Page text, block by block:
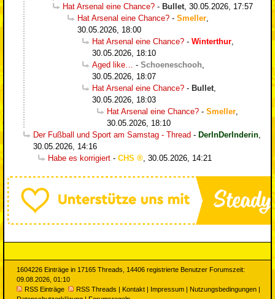
Hat Arsenal eine Chance? - Bullet 30.05.2026, 17:57
Hat Arsenal eine Chance? - Smeller
30.05.2026, 18:00
Hat Arsenal eine Chance? - Winterthur
30.05.2026, 18:10
Aged like…
- Schoeneschooh
30.05.2026, 18:07
Hat Arsenal eine Chance? - Bullet
30.05.2026, 18:03
Hat Arsenal eine Chance? - Smeller
30.05.2026, 18:10
Der Fußball und Sport am Samstag - Thread - DerInDerInderin
30.05.2026, 14:16
Habe es korrigiert - CHS 30.05.2026, 14:21
1604226 Einträge in 17165 Threads, 14406 registrierte Benutzer Forumszeit:
09.08.2026, 01:10
RSS Einträge
RSS Threads Kontakt Impressum Nutzungsbedingungen